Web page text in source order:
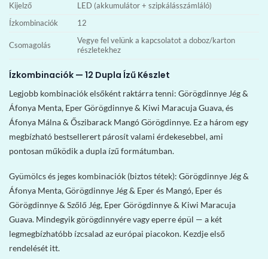
Kijelző
LED (akkumulátor + szipkálásszámláló)
Ízkombinaciók
12
Csomagolás
Vegye fel velünk a kapcsolatot a doboz/karton
részletekhez
Ízkombinaciók — 12 Dupla Ízű Készlet
Legjobb kombinaciók elsőként raktárra tenni: Görögdinnye Jég &
Áfonya Menta, Eper Görögdinnye & Kiwi Maracuja Guava, és
Áfonya Málna & Őszibarack Mangó Görögdinnye. Ez a három egy
megbízható bestsellerert párosít valami érdekesebbel, ami
pontosan működik a dupla ízű formátumban.
Gyümölcs és jeges kombinaciók (biztos tétek): Görögdinnye Jég &
Áfonya Menta, Görögdinnye Jég & Eper és Mangó, Eper és
Görögdinnye & Szőlő Jég, Eper Görögdinnye & Kiwi Maracuja
Guava. Mindegyik görögdinnyére vagy eperre épül — a két
legmegbízhatóbb ízcsalad az európai piacokon. Kezdje első
rendelését itt.